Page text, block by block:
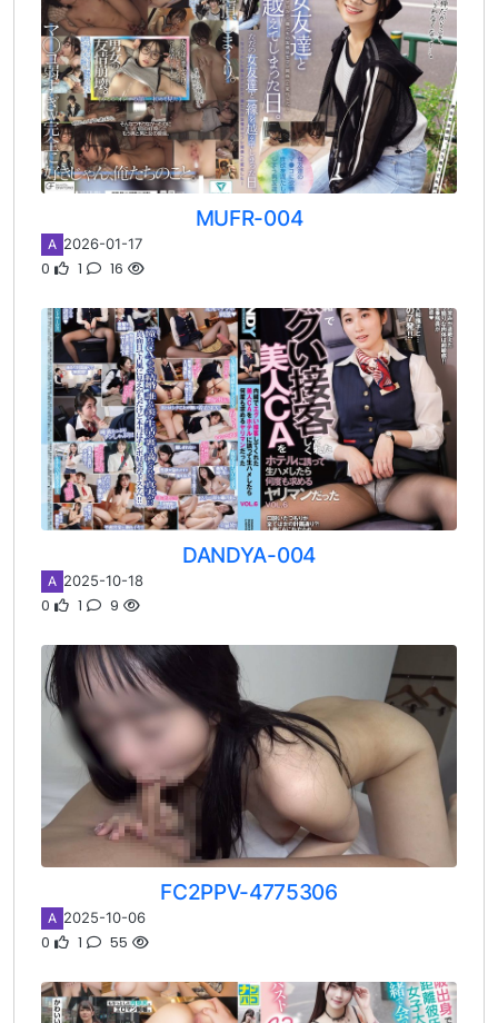
MUFR-004
A 2026-01-17
0 1 16
DANDYA-004
A 2025-10-18
0 1 9
FC2PPV-4775306
A 2025-10-06
0 1 55